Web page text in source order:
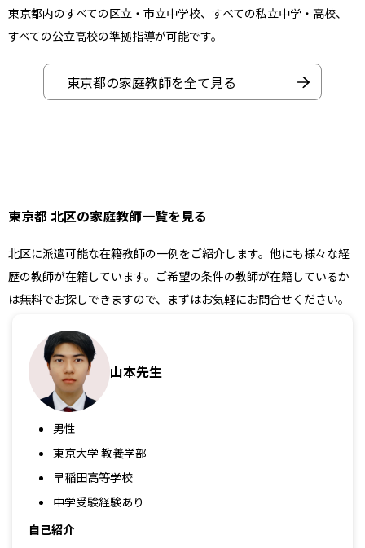
東京都内のすべての区立・市立中学校、すべての私立中学・高校、
すべての公立高校の準拠指導が可能です。
東京都の家庭教師を全て見る
東京都 北区の家庭教師一覧を見る
北区に派遣可能な在籍教師の一例をご紹介します。他にも様々な経
歴の教師が在籍しています。ご希望の条件の教師が在籍しているか
は無料でお探しできますので、まずはお気軽にお問合せください。
山本先生
男性
東京大学 教養学部
早稲田高等学校
中学受験経験あり
自己紹介